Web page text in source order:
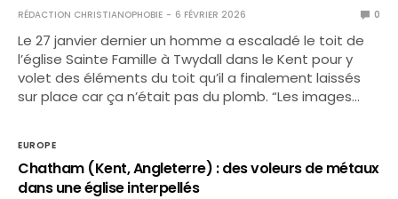
RÉDACTION CHRISTIANOPHOBIE 6 FÉVRIER 2026 0
Le 27 janvier dernier un homme a escaladé le toit de
l’église Sainte Famille à Twydall dans le Kent pour y
volet des éléments du toit qu’il a finalement laissés
sur place car ça n’était pas du plomb. “Les images…
EUROPE
Chatham (Kent, Angleterre) : des voleurs de métaux
dans une église interpellés